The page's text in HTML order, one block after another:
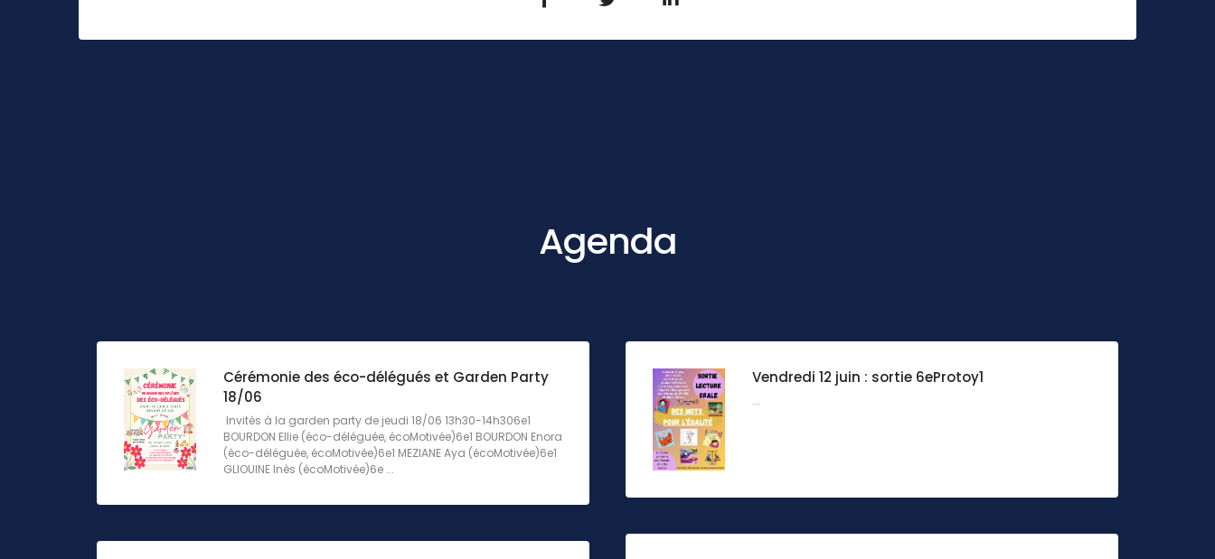
Agenda
Cérémonie des éco-délégués et Garden Party
18/06
Invités à la garden party de jeudi 18/06 13h30-14h306e1
BOURDON Ellie (éco-déléguée, écoMotivée)6e1 BOURDON Enora
(éco-déléguée, écoMotivée)6e1 MEZIANE Aya (écoMotivée)6e1
GLIOUINE Inès (écoMotivée)6e ...
Vendredi 12 juin : sortie 6eProtoy1
...